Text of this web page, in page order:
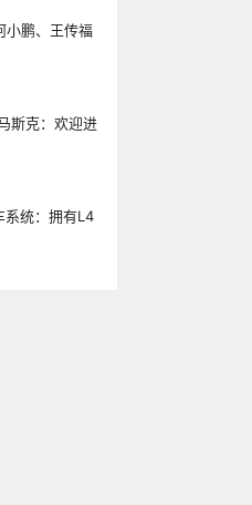
小鹏、王传福
斯克：欢迎进
系统：拥有L4